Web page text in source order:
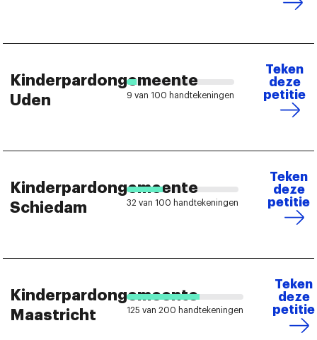
Kinderpardongemeente
Uden
9 van 100 handtekeningen
Teken
deze
petitie
Kinderpardongemeente
Schiedam
32 van 100 handtekeningen
Teken
deze
petitie
Kinderpardongemeente
Maastricht
125 van 200 handtekeningen
Teken
deze
petitie